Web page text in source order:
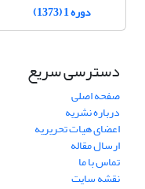
دوره 1 (1373)
دسترسی سریع
صفحه اصلی
درباره نشریه
اعضای هیات تحریریه
ارسال مقاله
تماس با ما
نقشه سایت